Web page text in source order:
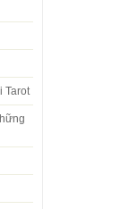
Tarot